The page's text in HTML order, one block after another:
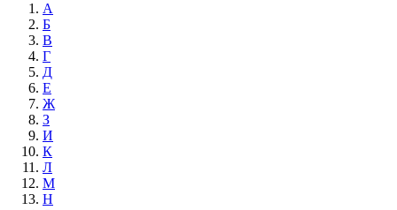
А
Б
В
Г
Д
Е
Ж
З
И
К
Л
М
Н